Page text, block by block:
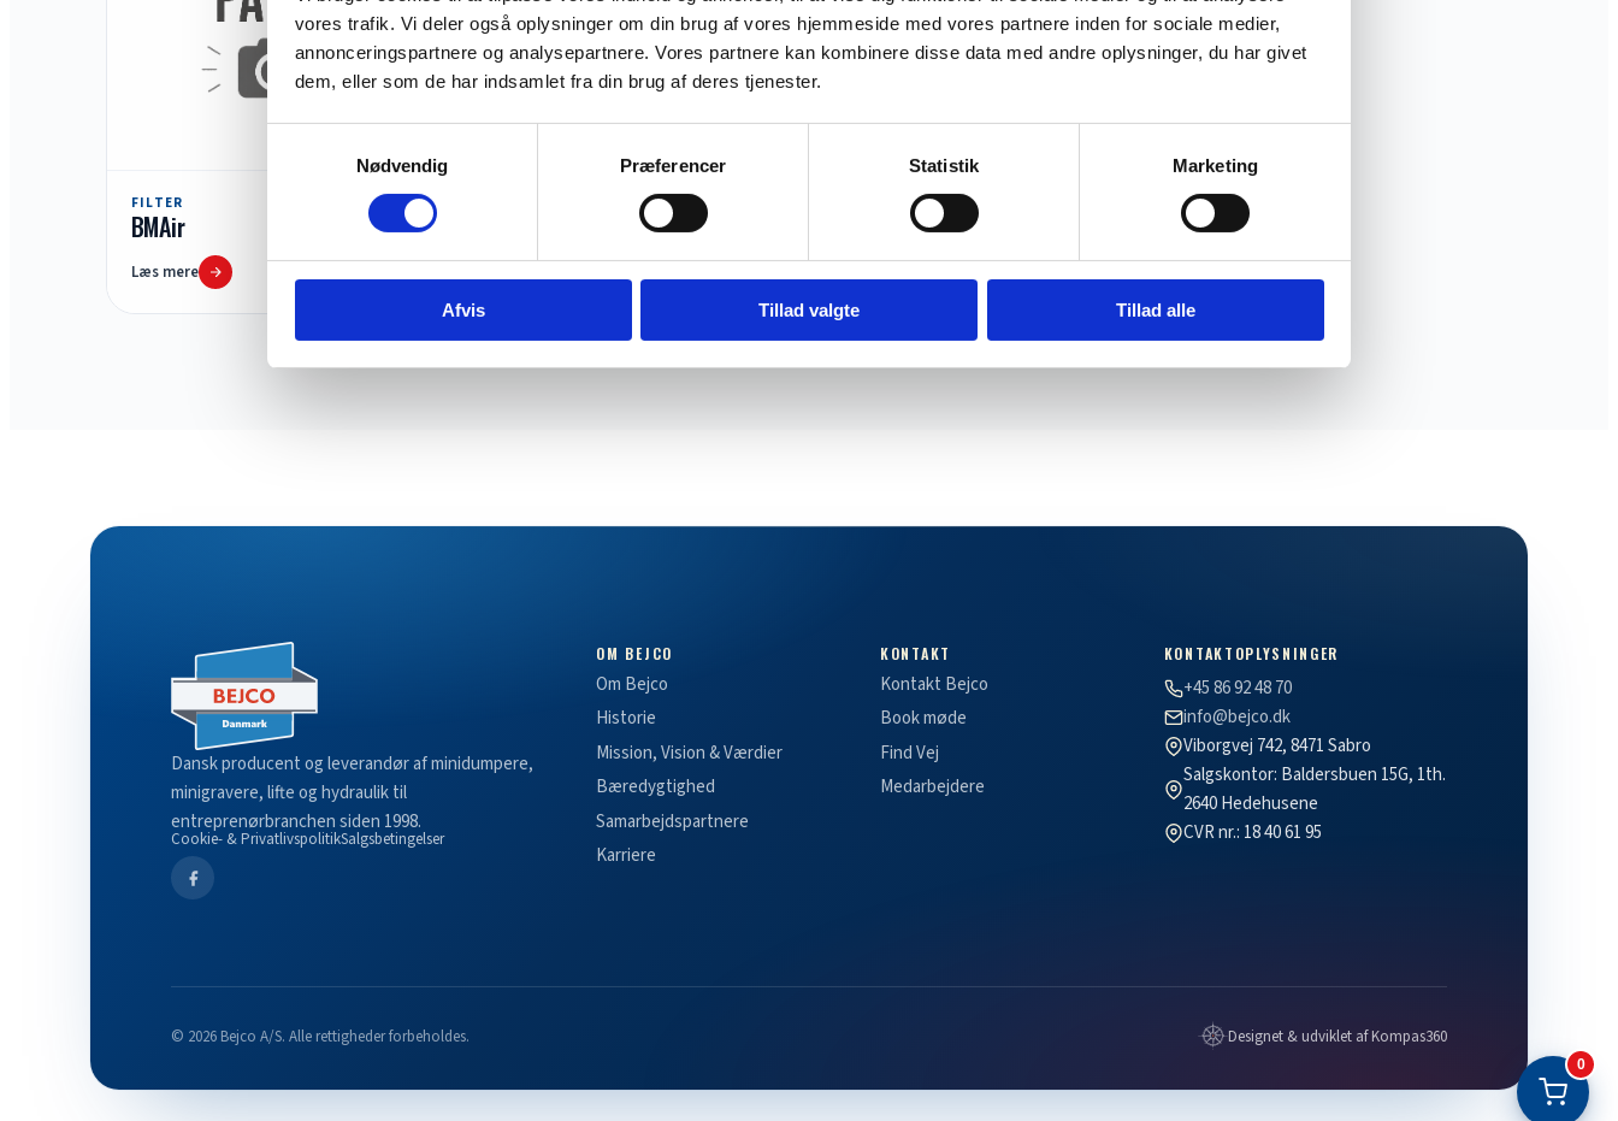
vores trafik. Vi deler også oplysninger om din brug af vores hjemmeside med vores partnere inden for sociale medier,
annonceringspartnere og analysepartnere. Vores partnere kan kombinere disse data med andre oplysninger, du har givet
dem, eller som de har indsamlet fra din brug af deres tjenester.
Nødvendig
Præferencer Statistik Marketing
Afvis Tillad valgte Tillad alle
FILTER
BMAir
Læs mere
Dansk producent og leverandør af minidumpere,
minigravere, lifte og hydraulik til
entreprenørbranchen siden 1998.
Cookie- & PrivatlivspolitikSalgsbetingelser
OM BEJCO
Om Bejco
Historie
Mission, Vision & Værdier
Bæredygtighed
Samarbejdspartnere
Karriere
KONTAKT
Kontakt Bejco
Book møde
Find Vej
Medarbejdere
KONTAKTOPLYSNINGER
+45 86 92 48 70
info@bejco.dk
Viborgvej 742, 8471 Sabro
Salgskontor: Baldersbuen 15G, 1th.
2640 Hedehusene
CVR nr.: 18 40 61 95
© 2026 Bejco A/S. Alle rettigheder forbeholdes. Designet & udviklet af Kompas360
0